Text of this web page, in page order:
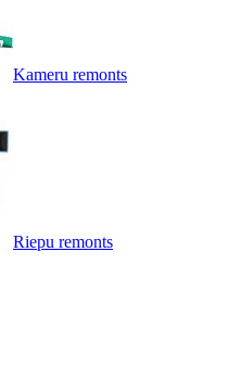
Kameru remonts
Riepu remonts